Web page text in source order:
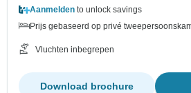
Aanmelden to unlock savings
Prijs gebaseerd op privé
Vluchten inbegrepen
Download brochure